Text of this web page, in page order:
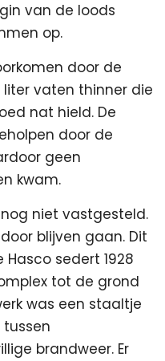
van de loods
op.
door de
vaten thinner die
nat hield. De
door de
geen
kwam.
niet vastgesteld.
blijven gaan. Dit
sedert 1928
tot de grond
was een staaltje
brandweer. Er